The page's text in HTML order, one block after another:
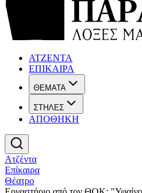
ΑΤΖΕΝΤΑ
ΕΠΙΚΑΙΡΑ
ΘΕΜΑΤΑ
ΣΤΗΛΕΣ
ΑΠΟΘΗΚΗ
Ατζέντα
Επίκαιρα
Θέατρο